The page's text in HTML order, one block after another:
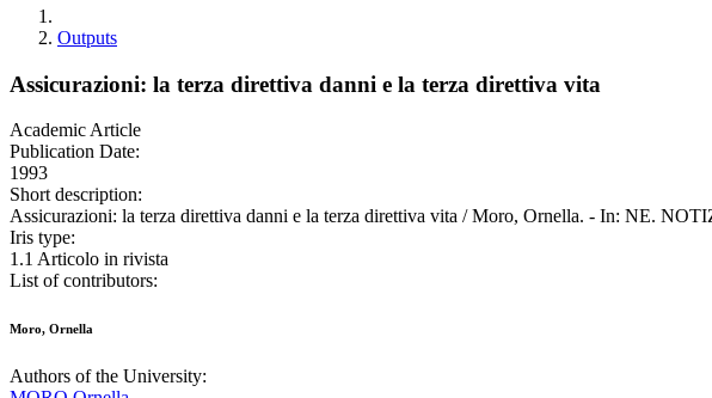
Outputs
Assicurazioni: la terza direttiva danni e la terza direttiva vita
Academic Article
Publication Date:
1993
Short description:
Assicurazioni: la terza direttiva danni e la terza direttiva vita / Moro, Ornella. - In: NE.
Iris type:
1.1 Articolo in rivista
List of contributors:
Moro, Ornella
Authors of the University: